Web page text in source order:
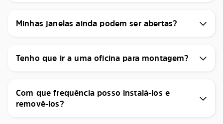
Minhas janelas ainda podem ser abertas?
Tenho que ir a uma oficina para montagem?
Com que frequência posso instalá-los e
removê-los?